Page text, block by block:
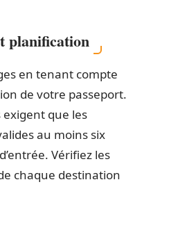
planification
en tenant compte
de votre passeport.
que les
au moins six
Vérifiez les
chaque destination